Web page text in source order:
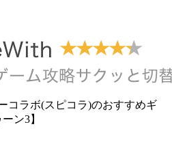
コラボ(スピコラ)のおすすめギ
ン3】